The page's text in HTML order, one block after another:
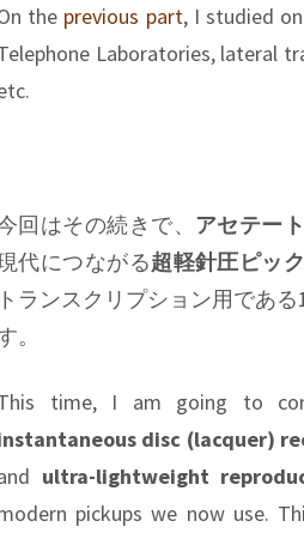
the previous part, I studied
Laboratories, lateral
回はその続きで、 アセテー
代につながる超軽針圧ピッ
トランスクリプション用であ
。
time, I am going to
disc (lacquer)
ultra-lightweight
pickups we now use.